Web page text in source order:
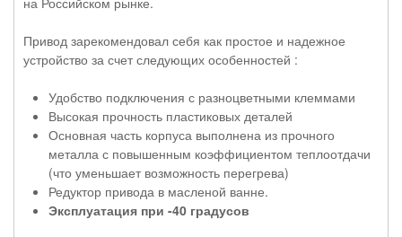
Привод зарекомендовал себя как простое и надежное
устройство за счет следующих особенностей :
Удобство подключения с разноцветными клеммами
Высокая прочность пластиковых деталей
Основная часть корпуса выполнена из прочного
металла с повышенным коэффициентом теплоотдачи
(что уменьшает возможность перегрева)
Редуктор привода в масленой ванне.
Эксплуатация при -40 градусов